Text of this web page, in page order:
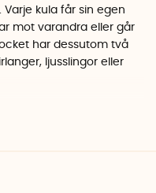
kula får sin egen
mot varandra eller går
har dessutom två
ljusslingor eller
och gör det enklare